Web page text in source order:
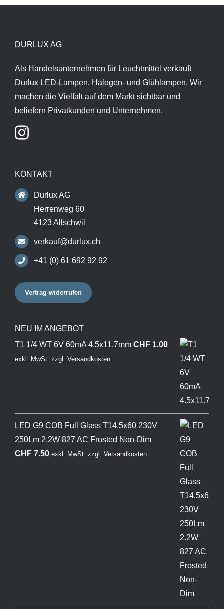
DURLUX AG
Als Handelsunternehmen für Leuchtmittel verkauft
Durlux LED-Lampen, Halogen- und Glühlampen. Wir
machen die Vielfalt auf dem Markt sichtbar und
beliefern Privatkunden und Unternehmen.
KONTAKT
Durlux AG
Herrenweg 60
4123 Allschwil
verkauf@durlux.ch
+41 (0) 61 692 92 92
Vertrag widerrufen
NEU IM ANGEBOT
T1 1/4 WT 6V 60mA 4.5x11.7mm CHF1.00
exkl. MwSt. zzgl. Versandkosten
LED G9 COB Full Glass T14.5x60 230V
250Lm 2.2W 827 AC Frosted Non-Dim
CHF7.50 exkl. MwSt. zzgl. Versandkosten